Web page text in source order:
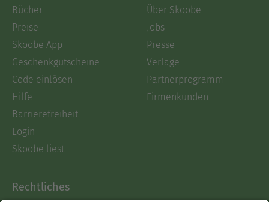
Bücher
Preise
Skoobe App
Geschenkgutscheine
Code einlösen
Hilfe
Barrierefreiheit
Login
Skoobe liest
Über Skoobe
Jobs
Presse
Verlage
Partnerprogramm
Firmenkunden
Rechtliches